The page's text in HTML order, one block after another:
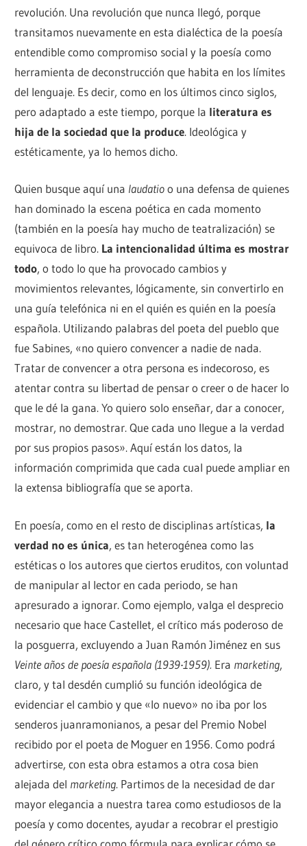
revolución. Una revolución que nunca llegó, porque
transitamos nuevamente en esta dialéctica de la poesía
entendible como compromiso social y la poesía como
herramienta de deconstrucción que habita en los límites
del lenguaje. Es decir, como en los últimos cinco siglos,
pero adaptado a este tiempo, porque la literatura es
hija de la sociedad que la produce. Ideológica y
estéticamente, ya lo hemos dicho.
Quien busque aquí una laudatioo una defensa de quienes
han dominado la escena poética en cada momento
(también en la poesía hay mucho de teatralización) se
equivoca de libro. La intencionalidad última es mostrar
todo, o todo lo que ha provocado cambios y
movimientos relevantes, lógicamente, sin convertirlo en
una guía telefónica ni en el quién es quién en la poesía
española. Utilizando palabras del poeta del pueblo que
fue Sabines, «no quiero convencer a nadie de nada.
Tratar de convencer a otra persona es indecoroso, es
atentar contra su libertad de pensar o creer o de hacer lo
que le dé la gana. Yo quiero solo enseñar, dar a conocer,
mostrar, no demostrar. Que cada uno llegue a la verdad
por sus propios pasos». Aquí están los datos, la
información comprimida que cada cual puede ampliar en
la extensa bibliografía que se aporta.
En poesía, como en el resto de disciplinas artísticas, la
verdad no es única, es tan heterogénea como las
estéticas o los autores que ciertos eruditos, con voluntad
de manipular al lector en cada periodo, se han
apresurado a ignorar. Como ejemplo, valga el desprecio
necesario que hace Castellet, el crítico más poderoso de
la posguerra, excluyendo a Juan Ramón Jiménez en sus
Veinte años de poesía española (1939-1959). Era marketing,
claro, y tal desdén cumplió su función ideológica de
evidenciar el cambio y que «lo nuevo» no iba por los
senderos juanramonianos, a pesar del Premio Nobel
recibido por el poeta de Moguer en 1956. Como podrá
advertirse, con esta obra estamos a otra cosa bien
alejada del marketing. Partimos de la necesidad de dar
mayor elegancia a nuestra tarea como estudiosos de la
poesía y como docentes, ayudar a recobrar el prestigio